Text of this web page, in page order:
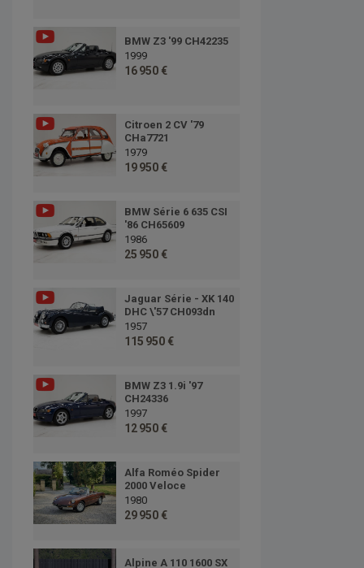
BMW Z3 '99 CH42235
1999
16 950 €
Citroen 2 CV '79
CHa7721
1979
19 950 €
BMW Série 6 635 CSI
'86 CH65609
1986
25 950 €
Jaguar Série - XK 140
DHC \'57 CH093dn
1957
115 950 €
BMW Z3 1.9i '97
CH24336
1997
12 950 €
Alfa Roméo Spider
2000 Veloce
1980
29 950 €
Alpine A 110 1600 SX